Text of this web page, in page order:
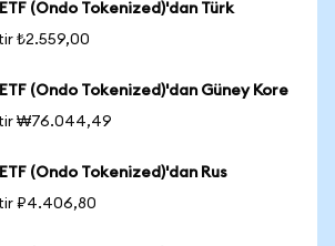
(Ondo Tokenized)'dan Türk
₺2.559,00
(Ondo Tokenized)'dan Güney Kore
₩76.044,49
(Ondo Tokenized)'dan Rus
₽4.406,80